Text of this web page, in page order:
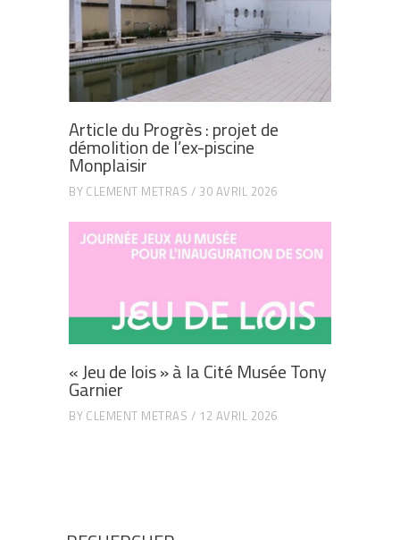
Article du Progrès : projet de
démolition de l’ex-piscine
Monplaisir
BY CLEMENT METRAS 30 AVRIL 2026
« Jeu de lois » à la Cité Musée Tony
Garnier
BY CLEMENT METRAS 12 AVRIL 2026